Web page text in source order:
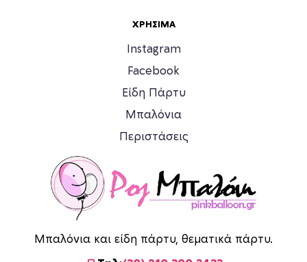
ΧΡΉΣΙΜΑ
Instagram
Facebook
Είδη Πάρτυ
Μπαλόνια
Περιστάσεις
Μπαλόνια και είδη πάρτυ, θεματικά πάρτυ.